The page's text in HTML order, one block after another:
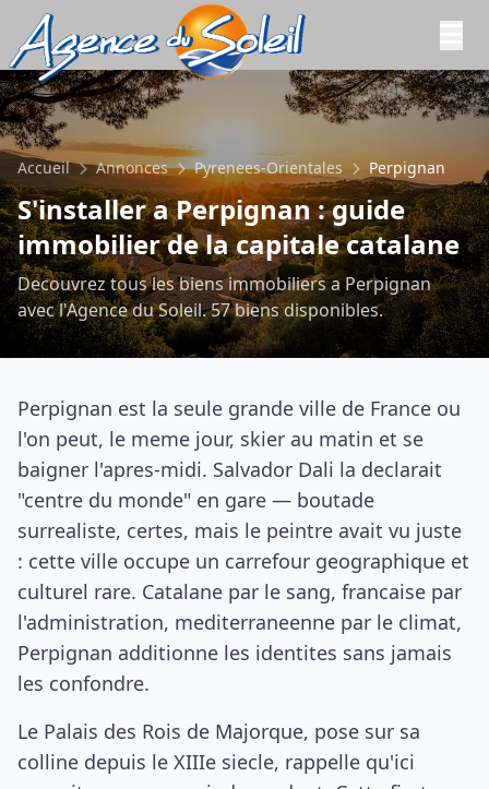
Aller au contenu principal
Accueil Annonces Pyrenees-Orientales Perpignan
S'installer a Perpignan : guide
immobilier de la capitale catalane
Decouvrez tous les biens immobiliers a Perpignan
avec l'Agence du Soleil. 57 biens disponibles.
Perpignan est la seule grande ville de France ou
l'on peut, le meme jour, skier au matin et se
baigner l'apres-midi. Salvador Dali la declarait
"centre du monde" en gare — boutade
surrealiste, certes, mais le peintre avait vu juste
: cette ville occupe un carrefour geographique et
culturel rare. Catalane par le sang, francaise par
l'administration, mediterraneenne par le climat,
Perpignan additionne les identites sans jamais
les confondre.
Le Palais des Rois de Majorque, pose sur sa
colline depuis le XIIIe siecle, rappelle qu'ici